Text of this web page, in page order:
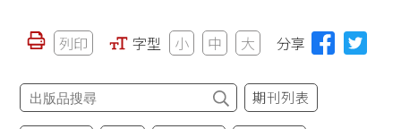
列印 字型 小 中 大 分享
期刊列表